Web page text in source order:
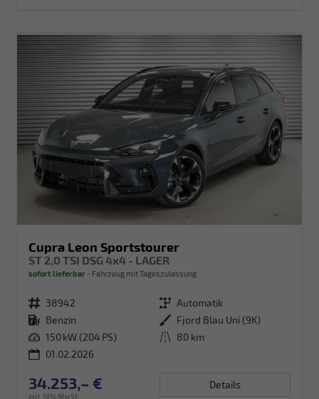
Cupra Leon Sportstourer
ST 2,0 TSI DSG 4x4 - LAGER
sofort lieferbar Fahrzeug mit Tageszulassung
Fahrzeugnr. 38942 Getriebe Automatik
Kraftstoff Benzin Außenfarbe Fjord Blau Uni (9K)
Leistung 150 kW (204 PS) Kilometerstand 80 km
01.02.2026
34.253,– €
incl. 19% MwSt.
Details